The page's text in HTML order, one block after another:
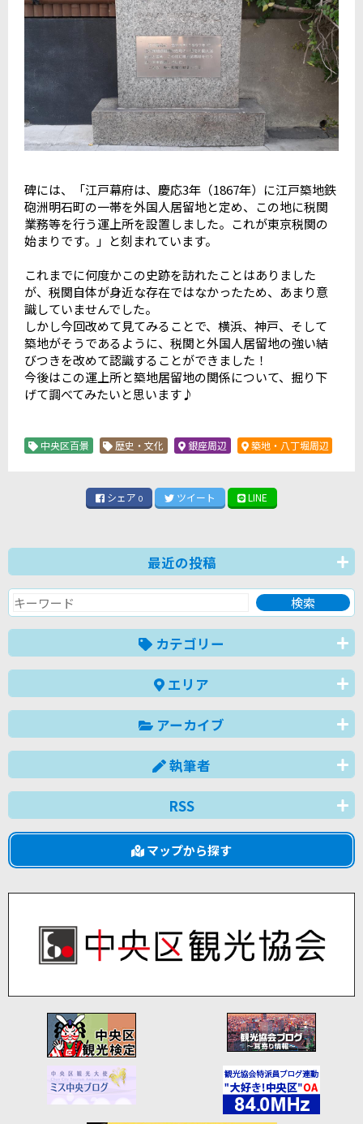
碑には、「江戸幕府は、慶応3年（1867年）に江戸築地鉄
砲洲明石町の一帯を外国人居留地と定め、この地に税関
業務等を行う運上所を設置しました。これが東京税関の
始まりです。」と刻まれています。
これまでに何度かこの史跡を訪れたことはありました
が、税関自体が身近な存在ではなかったため、あまり意
識していませんでした。
しかし今回改めて見てみることで、横浜、神戸、そして
築地がそうであるように、税関と外国人居留地の強い結
びつきを改めて認識することができました！
今後はこの運上所と築地居留地の関係について、掘り下
げて調べてみたいと思います♪
中央区百景 歴史・文化 銀座周辺 築地・八丁堀周辺
シェア 0 ツイート LINE
最近の投稿
カテゴリー
エリア
アーカイブ
執筆者
RSS
マップから探す